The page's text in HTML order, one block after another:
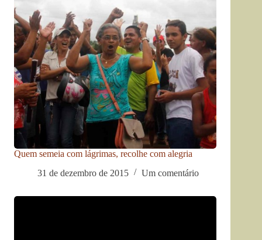
Quem semeia com lágrimas, recolhe com alegria
31 de dezembro de 2015
Um comentário